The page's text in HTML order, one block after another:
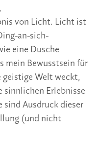
von Licht. Licht ist
an-sich-
eine Dusche
mein Bewusstsein für
geistige Welt weckt,
sinnlichen Erlebnisse
sind Ausdruck dieser
(und nicht